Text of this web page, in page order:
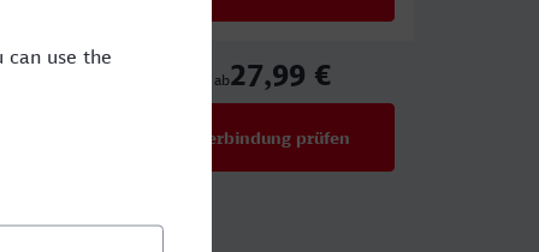
ab27,99 €
Verbindung prüfen